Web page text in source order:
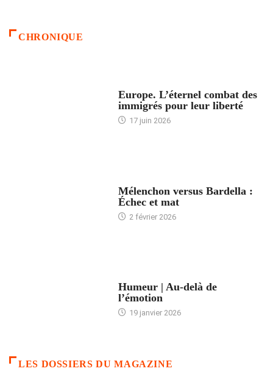
CHRONIQUE
Europe. L’éternel combat des
immigrés pour leur liberté
17 juin 2026
Mélenchon versus Bardella :
Échec et mat
2 février 2026
Humeur | Au-delà de
l’émotion
19 janvier 2026
LES DOSSIERS DU MAGAZINE